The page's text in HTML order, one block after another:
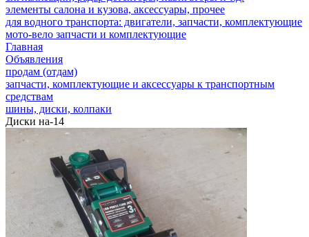
элементы салона и кузова, аксессуары, прочее
для водного транспорта: двигатели, запчасти, комплектующие
мото-вело запчасти и комплектующие
Главная
Объявления
продам (отдам)
запчасти, комплектующие и аксессуары к транспортным
средствам
шины, диски, колпаки
Диски на-14